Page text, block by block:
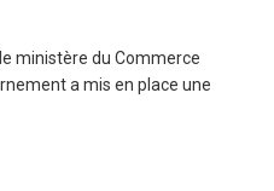
ministère du Commerce
a mis en place une